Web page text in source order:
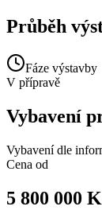
Průběh
Fáze výstavby
V přípravě
Vybavení
Vybavení dle
Cena od
5 800 000